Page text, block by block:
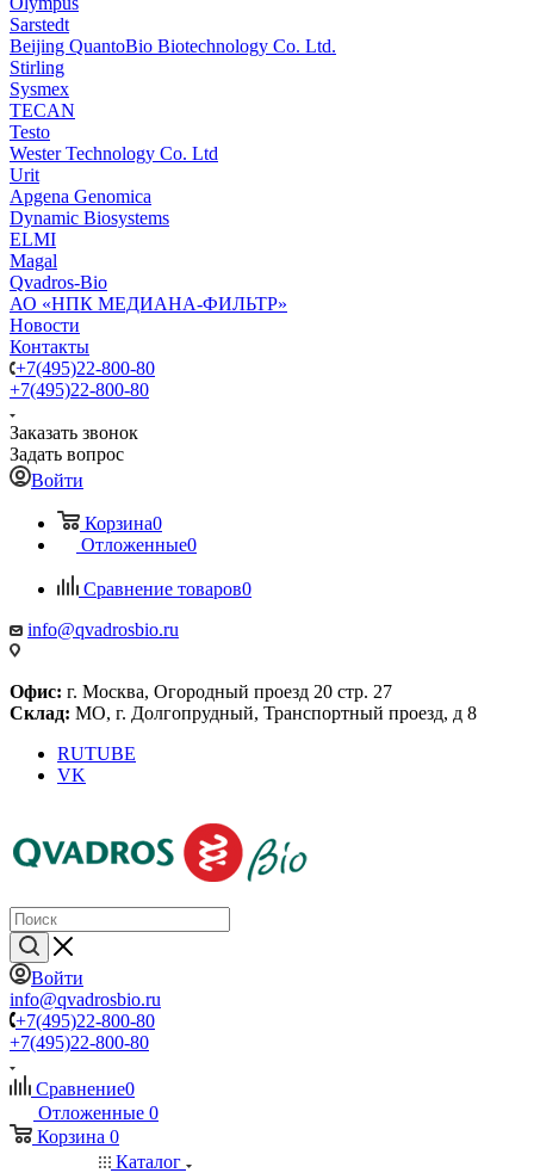
Sarstedt
Beijing QuantoBio Biotechnology Co. Ltd.
Stirling
Sysmex
TECAN
Testo
Wester Technology Co. Ltd
Urit
Apgena Genomica
Dynamic Biosystems
ELMI
Magal
Qvadros-Bio
АО «НПК МЕДИАНА-ФИЛЬТР»
Новости
Контакты
+7(495)22-800-80
+7(495)22-800-80
Заказать звонок
Задать вопрос
Войти
Корзина0
Отложенные0
Сравнение товаров0
info@qvadrosbio.ru
Офис: г. Москва, Огородный проезд 20 стр. 27
Склад: МО, г. Долгопрудный, Транспортный проезд, д 8
RUTUBE
VK
Войти
info@qvadrosbio.ru
+7(495)22-800-80
+7(495)22-800-80
Сравнение0
Отложенные 0
Корзина 0
Каталог